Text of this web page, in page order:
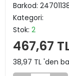
Barkod:
Kategori:
Stok: 2
467,67
38,97 TL 'den